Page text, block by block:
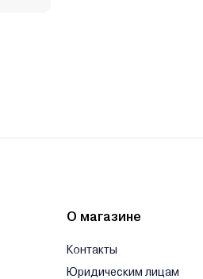
О магазине
Контакты
Юридическим лицам